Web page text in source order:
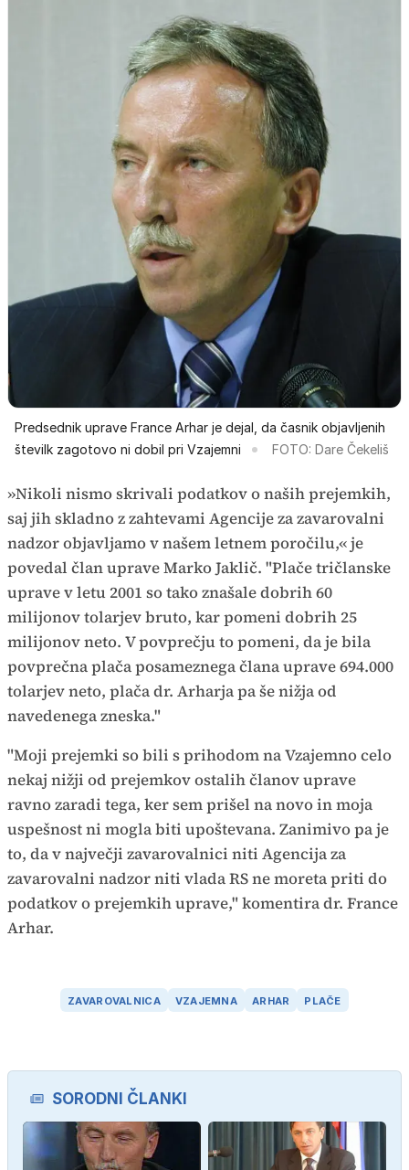
Predsednik uprave France Arhar je dejal, da časnik objavljenih
številk zagotovo ni dobil pri Vzajemni
FOTO: Dare Čekeliš
»Nikoli nismo skrivali podatkov o naših prejemkih,
saj jih skladno z zahtevami Agencije za zavarovalni
nadzor objavljamo v našem letnem poročilu,« je
povedal član uprave Marko Jaklič. "Plače tričlanske
uprave v letu 2001 so tako znašale dobrih 60
milijonov tolarjev bruto, kar pomeni dobrih 25
milijonov neto. V povprečju to pomeni, da je bila
povprečna plača posameznega člana uprave 694.000
tolarjev neto, plača dr. Arharja pa še nižja od
navedenega zneska."
"Moji prejemki so bili s prihodom na Vzajemno celo
nekaj nižji od prejemkov ostalih članov uprave
ravno zaradi tega, ker sem prišel na novo in moja
uspešnost ni mogla biti upoštevana. Zanimivo pa je
to, da v največji zavarovalnici niti Agencija za
zavarovalni nadzor niti vlada RS ne moreta priti do
podatkov o prejemkih uprave," komentira dr. France
Arhar.
ZAVAROVALNICA VZAJEMNA ARHAR PLAČE
SORODNI ČLANKI